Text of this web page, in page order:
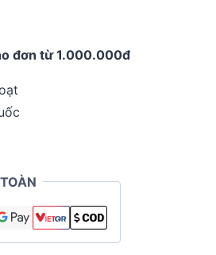
đơn từ 1.000.000đ